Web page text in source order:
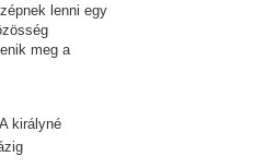
lenni egy
meg a